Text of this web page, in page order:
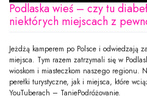
Podlaska wieś – czy tu
niektórych miejscach z
Jeżdżą kamperem po Polsce i odwiedzają
miejsca. Tym razem zatrzymali się w
wioskom i miasteczkom naszego regionu.
perełki turystyczne, jak i miejsca, które
YouTuberach – TaniePodróżovanie.